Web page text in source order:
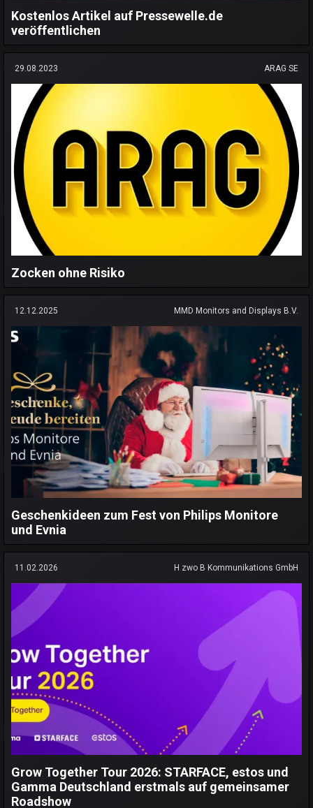
Kostenlos Artikel auf Pressewelle.de
veröffentlichen
29.08.2023 ARAG SE
Zocken ohne Risiko
12.12.2025 MMD Monitors and Displays B.V.
Geschenkideen zum Fest von Philips Monitore
und Evnia
11.02.2026 H zwo B Kommunikations GmbH
Grow Together Tour 2026: STARFACE, estos und
Gamma Deutschland erstmals auf gemeinsamer
Roadshow